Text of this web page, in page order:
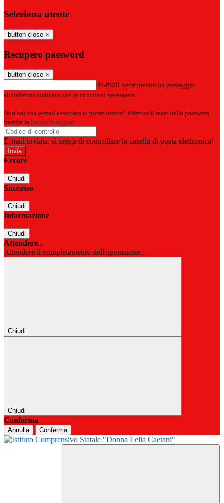
Seleziona utente
button close ×
Recupero password
button close ×
E-mail Verrà inviato un messaggio
all'indirizzo indicato con le istruzioni necessarie.
Non hai una e-mail associata al nome utente? Effettua il reset della password
tramite la Login Spaggiari
E-mail inviata, si prega di controllare la casella di posta elettronica!
Errore
Chiudi
Successo
Chiudi
Informazione
Chiudi
Attendere...
Attendere il completamento dell'operazione...
Chiudi
Chiudi
Conferma
Annulla Conferma